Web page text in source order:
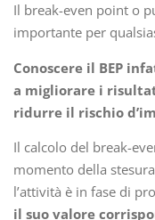
Il break-even point o
importante per
Conoscere il BEP
a migliorare i
ridurre il rischio
Il calcolo del break-
momento della
l’attività è in fase di
il suo valore